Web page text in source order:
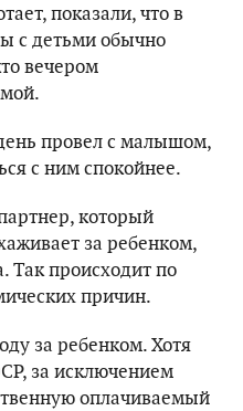
показали, что в
с детьми обычно
вечером
провел с малышом,
с ним спокойнее.
который
за ребенком,
Так происходит по
причин.
за ребенком. Хотя
за исключением
оплачиваемый